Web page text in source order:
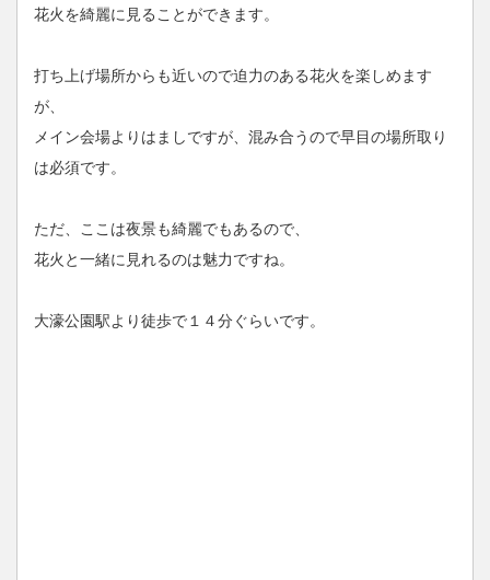
花火を綺麗に見ることができます。
打ち上げ場所からも近いので迫力のある花火を楽しめます
が、
メイン会場よりはましですが、混み合うので早目の場所取り
は必須です。
ただ、ここは夜景も綺麗でもあるので、
花火と一緒に見れるのは魅力ですね。
大濠公園駅より徒歩で１４分ぐらいです。